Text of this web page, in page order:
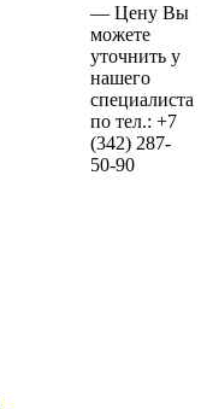
— Цену Вы
можете
уточнить у
нашего
специалиста
по тел.: +7
(342) 287-
50-90